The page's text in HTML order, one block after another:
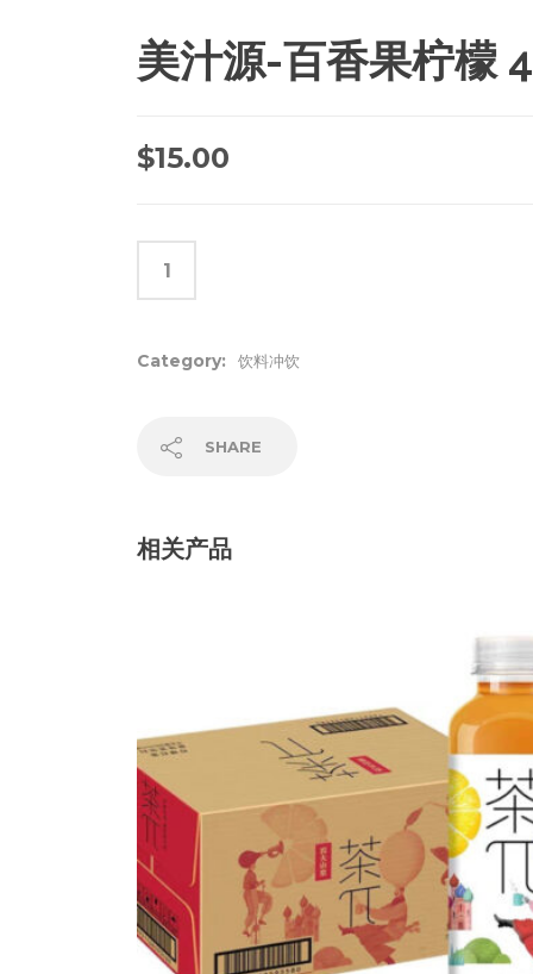
美汁源-百香果柠檬
$15.00
Category: 饮料冲饮
SHARE
相关产品